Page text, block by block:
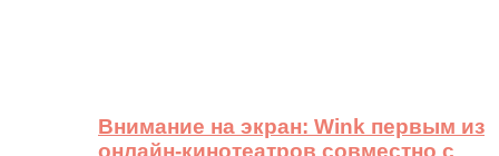
Внимание на экран: Wink первым из
онлайн-кинотеатров совместно с